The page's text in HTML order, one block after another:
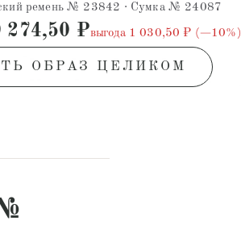
ремень № 23842 · Сумка № 24087
274,50 ₽выгода 1 030,50 ₽ (−10%)
ОБРАЗ ЦЕЛИКОМ